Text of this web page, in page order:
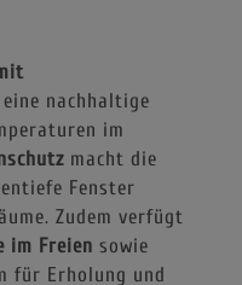
nachhaltige
im
macht die
Fenster
Zudem verfügt
im Freien sowie
für Erholung und